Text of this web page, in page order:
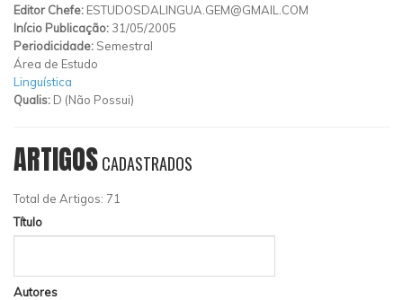
Editor Chefe: ESTUDOSDALINGUA.GEM@GMAIL.COM
Início Publicação: 31/05/2005
Periodicidade: Semestral
Área de Estudo
Linguística
Qualis: D (Não Possui)
ARTIGOSCADASTRADOS
Total de Artigos: 71
Título
Autores